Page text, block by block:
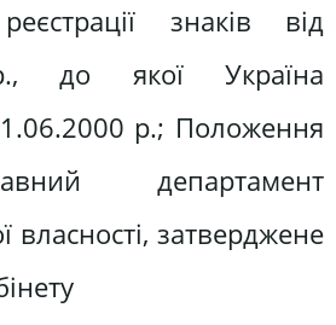
знаків від
до якої Україна
р.; Положення
департамент
власності, затверджене